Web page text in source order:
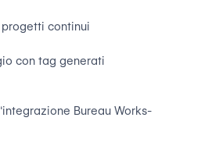
continui
con tag generati
Bureau Works-